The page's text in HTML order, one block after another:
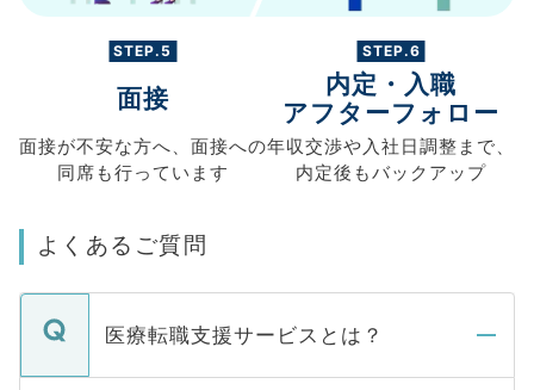
STEP.5
面接
面接が不安な方へ、 面接への
同席も行っています
STEP.6
内定・入職
アフターフォロー
年収交渉や入社日調整まで、
内定後もバックアップ
よくあるご質問
医療転職支援サービスとは？